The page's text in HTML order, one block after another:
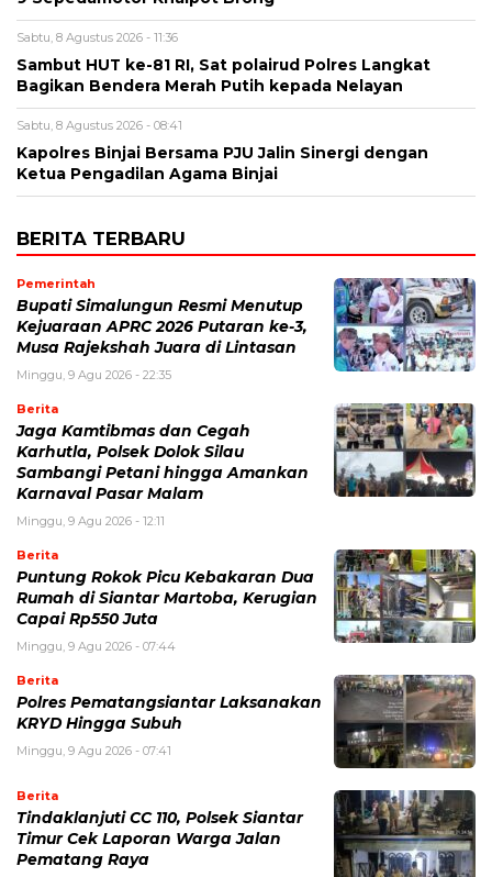
Sabtu, 8 Agustus 2026 - 11:36
Sambut HUT ke-81 RI, Sat polairud Polres Langkat
Bagikan Bendera Merah Putih kepada Nelayan
Sabtu, 8 Agustus 2026 - 08:41
Kapolres Binjai Bersama PJU Jalin Sinergi dengan
Ketua Pengadilan Agama Binjai
BERITA TERBARU
Pemerintah
Bupati Simalungun Resmi Menutup
Kejuaraan APRC 2026 Putaran ke-3,
Musa Rajekshah Juara di Lintasan
Minggu, 9 Agu 2026 - 22:35
Berita
Jaga Kamtibmas dan Cegah
Karhutla, Polsek Dolok Silau
Sambangi Petani hingga Amankan
Karnaval Pasar Malam
Minggu, 9 Agu 2026 - 12:11
Berita
Puntung Rokok Picu Kebakaran Dua
Rumah di Siantar Martoba, Kerugian
Capai Rp550 Juta
Minggu, 9 Agu 2026 - 07:44
Berita
Polres Pematangsiantar Laksanakan
KRYD Hingga Subuh
Minggu, 9 Agu 2026 - 07:41
Berita
Tindaklanjuti CC 110, Polsek Siantar
Timur Cek Laporan Warga Jalan
Pematang Raya